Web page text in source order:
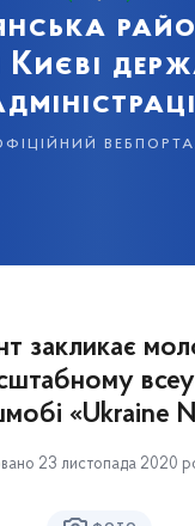
Києві
закликає
«Ukraine
23 листопада 2020